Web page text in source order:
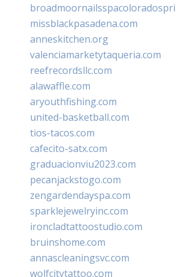
missblackpasadena.com
anneskitchen.org
valenciamarketytaqueria.com
reefrecordsllc.com
alawaffle.com
aryouthfishing.com
united-basketball.com
tios-tacos.com
cafecito-satx.com
graduacionviu2023.com
pecanjackstogo.com
zengardendayspa.com
sparklejewelryinc.com
ironcladtattoostudio.com
bruinshome.com
annascleaningsvc.com
wolfcitytattoo.com